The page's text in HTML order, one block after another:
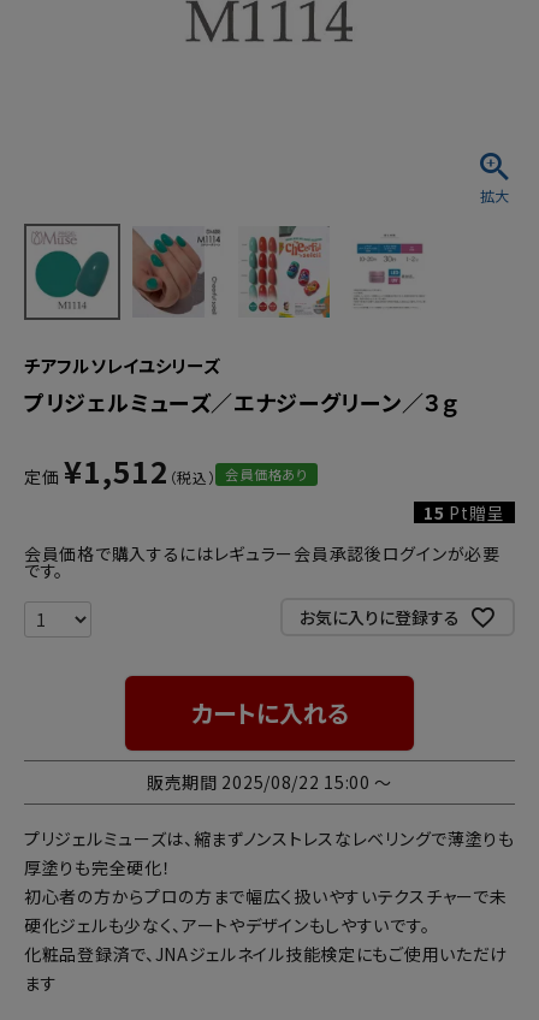
チアフルソレイユシリーズ
プリジェルミューズ／エナジーグリーン／３ｇ
定価 ¥1,512 会員価格あり
15 Pt贈呈
会員価格で購入するにはレギュラー会員承認後ログインが必要
です。
お気に入りに登録する
カートに入れる
販売期間 2025/08/22 15:00 〜
プリジェルミューズは、縮まずノンストレスなレベリングで薄塗りも
厚塗りも完全硬化！
初心者の方からプロの方まで幅広く扱いやすいテクスチャーで未
硬化ジェルも少なく、アートやデザインもしやすいです。
化粧品登録済で、JNAジェルネイル技能検定にもご使用いただけ
ます